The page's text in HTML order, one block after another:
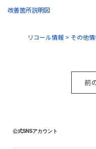
改善箇所説明図
リコール情報 > その他
前
公式SNSアカウント